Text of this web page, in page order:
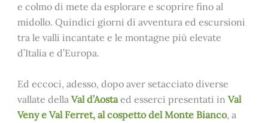
e colmo di mete da esplorare e scoprire fino al
midollo. Quindici giorni di avventura ed escursioni
tra le valli incantate e le montagne più elevate
d’Italia e d’Europa.
Ed eccoci, adesso, dopo aver setacciato diverse
vallate della Val d’Aostaed esserci presentati in Val
Veny e Val Ferret, al cospetto del Monte Bianco, a